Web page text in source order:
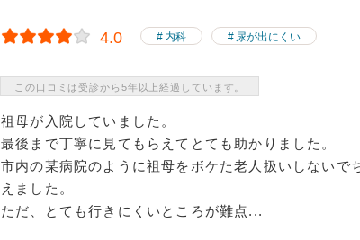
4.0 内科 尿が出にくい
この口コミは受診から5年以上経過しています。
祖母が入院していました。
最後まで丁寧に見てもらえてとても助かりました。
市内の某病院のように祖母をボケた老人扱いしないで
えました。
ただ、とても行きにくいところが難点...